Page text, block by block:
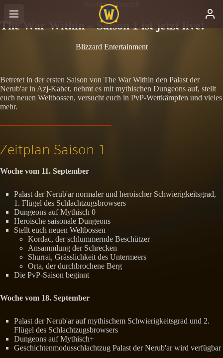
World of Warcraft
The War Within – Saison 1 ist jetzt live!
Blizzard Entertainment
Betretet in der ersten Saison von The War Within den Palast der
Nerub'ar in Azj-Kahet, nehmt es mit mythischen Dungeons auf, stellt
euch neuen Weltbossen, versucht euch in PvP-Wettkämpfen und vieles
mehr.
Zeitplan Saison 1
Woche vom 11. September
Palast der Nerub'ar normaler und heroischer Schwierigkeitsgrad,
1. Flügel des Schlachtzugsbrowsers
Dungeons auf Mythisch 0
Heroische saisonale Dungeons
Stellt euch neuen Weltbossen
Kordac, der schlummernde Beschützer
Ansammlung der Schrecken
Shurrai, Grässlichkeit des Untermeers
Orta, der durchbrochene Berg
Die PvP-Saison beginnt
Woche vom 18. September
Palast der Nerub'ar auf mythischem Schwierigkeitsgrad und 2.
Flügel des Schlachtzugsbrowsers
Dungeons auf Mythisch+
Geschichtenmodusschlachtzug Palast der Nerub'ar wird verfügbar